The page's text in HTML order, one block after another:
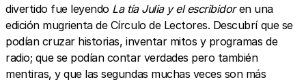
divertido fue leyendo La tía Julia y el escribidoren una
edición mugrienta de Círculo de Lectores. Descubrí que se
podían cruzar historias, inventar mitos y programas de
radio; que se podían contar verdades pero también
mentiras, y que las segundas muchas veces son más